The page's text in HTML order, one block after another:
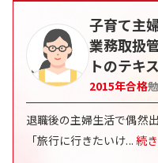
子育て主
業務取扱
トのテキ
2015年合格
退職後の主婦生活で偶然
「旅行に行きたいけ... 続